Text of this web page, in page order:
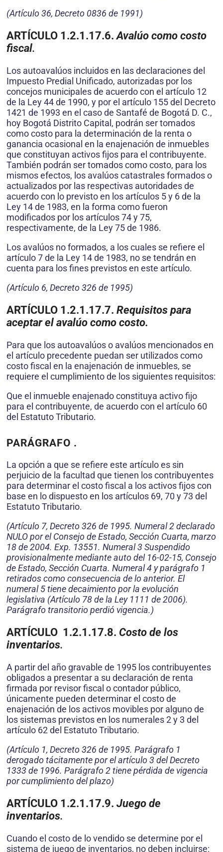
(Artículo 36, Decreto 0836 de 1991)
ARTÍCULO 1.2.1.17.6.Avalúo como costo
fiscal.
Los autoavalúos incluidos en las declaraciones del
Impuesto Predial Unificado, autorizadas por los
concejos municipales de acuerdo con el artículo 12
de la Ley 44 de 1990, y por el artículo 155 del Decreto
1421 de 1993 en el caso de Santafé de Bogotá D. C.,
hoy Bogotá Distrito Capital, podrán ser tomados
como costo para la determinación de la renta o
ganancia ocasional en la enajenación de inmuebles
que constituyan activos fijos para el contribuyente.
También podrán ser tomados como costo, para los
mismos efectos, los avalúos catastrales formados o
actualizados por las respectivas autoridades de
acuerdo con lo previsto en los artículos 5 y 6 de la
Ley 14 de 1983, en la forma como fueron
modificados por los artículos 74 y 75,
respectivamente, de la Ley 75 de 1986.
Los avalúos no formados, a los cuales se refiere el
artículo 7 de la Ley 14 de 1983, no se tendrán en
cuenta para los fines previstos en este artículo.
(Artículo 6, Decreto 326 de 1995)
ARTÍCULO 1.2.1.17.7. Requisitos para
aceptar el avalúo como costo.
Para que los autoavalúos o avalúos mencionados en
el artículo precedente puedan ser utilizados como
costo fiscal en la enajenación de inmuebles, se
requiere el cumplimiento de los siguientes requisitos:
Que el inmueble enajenado constituya activo fijo
para el contribuyente, de acuerdo con el artículo 60
del Estatuto Tributario.
PARÁGRAFO .
La opción a que se refiere este artículo es sin
perjuicio de la facultad que tienen los contribuyentes
para determinar el costo fiscal a los activos fijos con
base en lo dispuesto en los artículos 69, 70 y 73 del
Estatuto Tributario.
(Artículo 7, Decreto 326 de 1995. Numeral 2 declarado
NULO por el Consejo de Estado, Sección Cuarta, marzo
18 de 2004. Exp. 13551. Numeral 3 Suspendido
provisionalmente mediante auto del 16-02-15, Consejo
de Estado, Sección Cuarta. Numeral 4 y parágrafo 1
retirados como consecuencia de lo anterior. El
numeral 5 tiene decaimiento por la evolución
legislativa (Artículo 78 de la Ley 1111 de 2006).
Parágrafo transitorio perdió vigencia.)
ARTÍCULO 1.2.1.17.8. Costo de los
inventarios.
A partir del año gravable de 1995 los contribuyentes
obligados a presentar a su declaración de renta
firmada por revisor fiscal o contador público,
únicamente pueden determinar el costo de
enajenación de los activos movibles por alguno de
los sistemas previstos en los numerales 2 y 3 del
artículo 62 del Estatuto Tributario.
(Artículo 1, Decreto 326 de 1995. Parágrafo 1
derogado tácitamente por el artículo 3 del Decreto
1333 de 1996. Parágrafo 2 tiene pérdida de vigencia
por cumplimiento del plazo)
ARTÍCULO 1.2.1.17.9. Juego de
inventarios.
Cuando el costo de lo vendido se determine por el
sistema de juego de inventarios, no deben incluirse: